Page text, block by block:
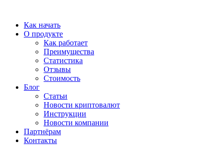
содержимому
Как начать
О продукте
Как работает
Преимущества
Статистика
Отзывы
Стоимость
Блог
Статьи
Новости криптовалют
Инструкции
Новости компании
Партнёрам
Контакты